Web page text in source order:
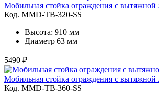
Мобильная стойка ограждения с вытяжной
Код. MMD-TB-320-SS
Высота: 910 мм
Диаметр 63 мм
5490 ₽
Мобильная стойка ограждения с вытяжной
Код. MMD-TB-360-SS